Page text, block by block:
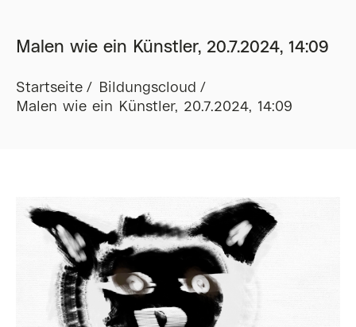
Malen wie ein Künstler, 20.7.2024, 14:09
Startseite
Bildungscloud
Malen wie ein Künstler, 20.7.2024, 14:09